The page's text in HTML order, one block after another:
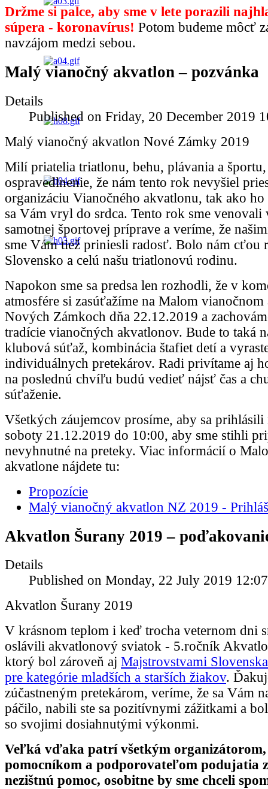
Držme si palce, aby sme v lete porazili
súpera - koronavírus! Potom budeme môcť
navzájom medzi sebou.
Malý vianočný akvatlon – pozvánka
Details
Published on Friday, 20 December 2019
Malý vianočný akvatlon Nové Zámky 2019
Milí priatelia triatlonu, behu, plávania a
ospravedlnenie, že nám tento rok nevyšiel
organizáciu Vianočného akvatlonu, tak ako ho
sa Vám vryl do srdca. Tento rok sme venovali
samotnej športovej príprave a veríme, že
sme Vám tiež priniesli radosť. Bolo nám cťou
Slovensko a celú našu triatlonovú rodinu.
Napokon sme sa predsa len rozhodli, že v
atmosfére si zasúťažíme na Malom
Nových Zámkoch dňa 22.12.2019 a
tradície vianočných akvatlonov. Bude to taká
klubová súťaž, kombinácia štafiet detí a
individuálnych pretekárov. Radi privítame aj
na poslednú chvíľu budú vedieť nájsť čas a
súťaženie.
Všetkých záujemcov prosíme, aby sa prihlásili
soboty 21.12.2019 do 10:00, aby sme stihli
nevyhnutné na preteky. Viac informácií o
akvatlone nájdete tu:
Propozície
Malý vianočný akvatlon NZ 2019 -
Akvatlon Šurany 2019 –
Details
Published on Monday, 22 July 2019 12:07
Akvatlon Šurany 2019
V krásnom teplom i keď trocha veternom dni
oslávili akvatlonový sviatok - 5.ročník
ktorý bol zároveň aj Majstrovstvami
pre kategórie mladších a starších žiakov.
zúčastneným pretekárom, veríme, že sa Vám
páčilo, nabili ste sa pozitívnymi zážitkami a
so svojimi dosiahnutými výkonmi.
Veľká vďaka patrí všetkým organizátorom,
pomocníkom a podporovateľom podujatia
nezištnú pomoc, osobitne by sme chceli